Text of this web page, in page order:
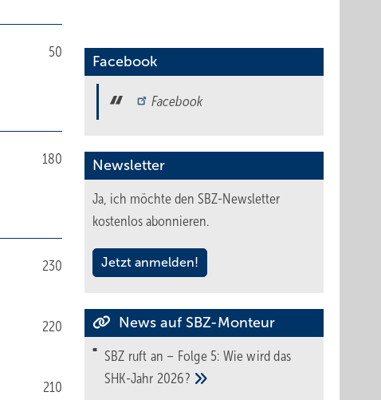
50
180
230
220
210
Facebook
Facebook
Newsletter
Ja, ich möchte den SBZ-Newsletter
kostenlos abonnieren.
Jetzt anmelden!
News auf SBZ-Monteur
SBZ ruft an – Folge 5: Wie wird das
SHK-Jahr 2026?